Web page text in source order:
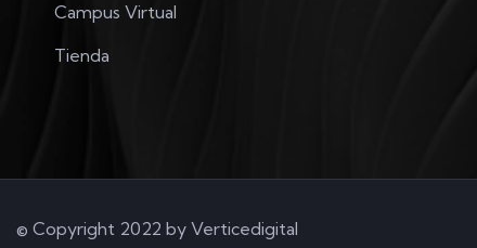
Campus Virtual
Tienda
© Copyright 2022 by Verticedigital